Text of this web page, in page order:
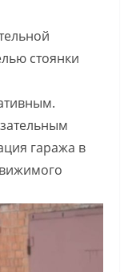
стоянки
гаража в